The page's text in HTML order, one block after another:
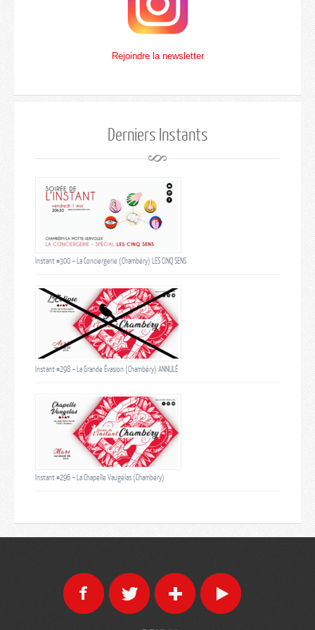
Rejoindre la newsletter
Derniers Instants
Instant #300 – La Conciergerie (Chambéry) LES CINQ SENS
Instant #298 – La Grande Évasion (Chambéry) ANNULÉ
Instant #296 – La Chapelle Vaugelas (Chambéry)